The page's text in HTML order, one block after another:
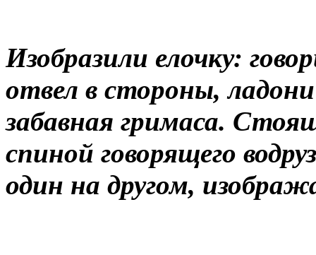
Изобразили елочку:
отвел в стороны,
забавная гримаса.
спиной говорящего
один на другом,